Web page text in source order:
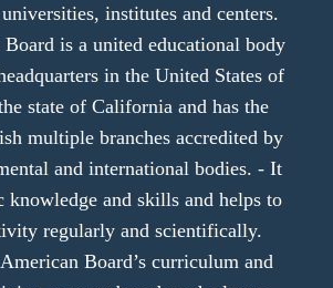
institutes and centers.
is a united educational body
in the United States of
state of California and has the
multiple branches accredited by
and international bodies. - It
knowledge and skills and helps to
regularly and scientifically.
Board’s curriculum and